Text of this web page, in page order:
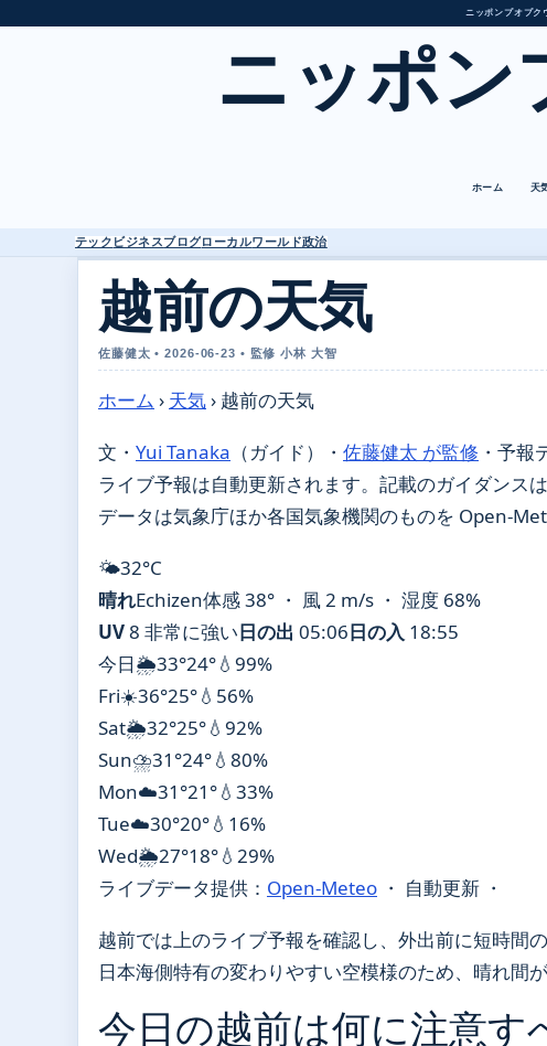
ニッポンプオプク
ニッポン
ホーム 天
テック ビジネスブログローカルワールド政治
越前の天気
佐藤健太 • 2026-06-23 • 監修 小林 大智
ホーム › 天気› 越前の天気
文・ Yui Tanaka （ガイド） ・ 佐藤健太 が監修 ・ 予報
ライブ予報は自動更新されます。記載のガイダンス
データは気象庁ほか各国気象機関のものを Open-
🌤️32°C
晴れEchizen体感 38° ・ 風 2 m/s ・ 湿度 68%
UV8 非常に強い日の出 05:06日の入 18:55
今日🌦️33°24°💧99%
Fri☀️36°25°💧56%
Sat🌦️32°25°💧92%
Sun⛈️31°24°💧80%
Mon☁️31°21°💧33%
Tue☁️30°20°💧16%
Wed🌦️27°18°💧29%
ライブデータ提供： Open-Meteo ・ 自動更新 ・
越前では上のライブ予報を確認し、外出前に短時間
日本海側特有の変わりやすい空模様のため、晴れ間
今日の越前は何に注意す